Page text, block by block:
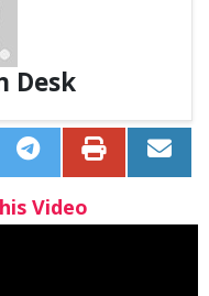
Desk
Video